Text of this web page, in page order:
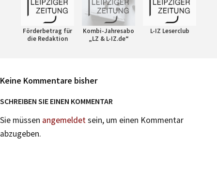
Förderbetrag für
die Redaktion
Kombi-Jahresabo
„LZ & L-IZ.de“
L-IZ Leserclub
Keine Kommentare bisher
SCHREIBEN SIE EINEN KOMMENTAR
Sie müssen angemeldetsein, um einen Kommentar
abzugeben.